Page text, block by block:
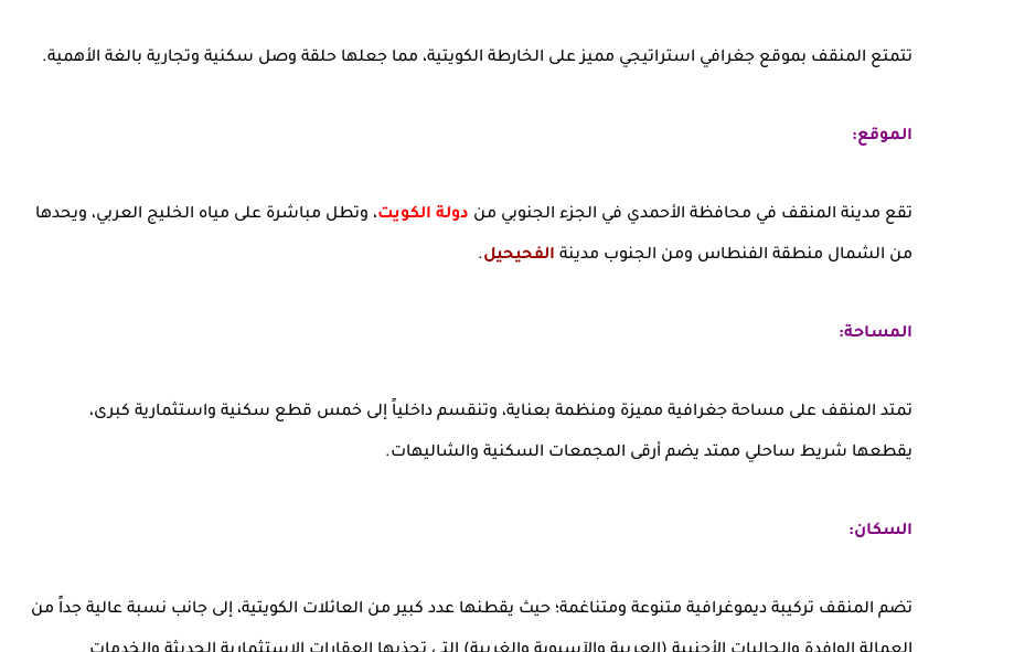
تتمتع المنقف بموقع جغرافي استراتيجي مميز على الخارطة الكويتية، مما جعلها حلقة وصل سكنية وتجارية بالغة الأهمية.
الموقع:
تقع مدينة المنقف في محافظة الأحمدي في الجزء الجنوبي من دولة الكويت، وتطل مباشرة على مياه الخليج العربي، ويحدها
من الشمال منطقة الفنطاس ومن الجنوب مدينة الفحيحيل.
المساحة:
تمتد المنقف على مساحة جغرافية مميزة ومنظمة بعناية، وتنقسم داخلياً إلى خمس قطع سكنية واستثمارية كبرى،
يقطعها شريط ساحلي ممتد يضم أرقى المجمعات السكنية والشاليهات.
السكان:
تضم المنقف تركيبة ديموغرافية متنوعة ومتناغمة؛ حيث يقطنها عدد كبير من العائلات الكويتية، إلى جانب نسبة عالية جداً من